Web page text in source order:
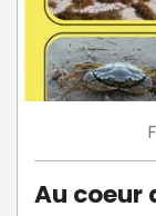
Au coeur